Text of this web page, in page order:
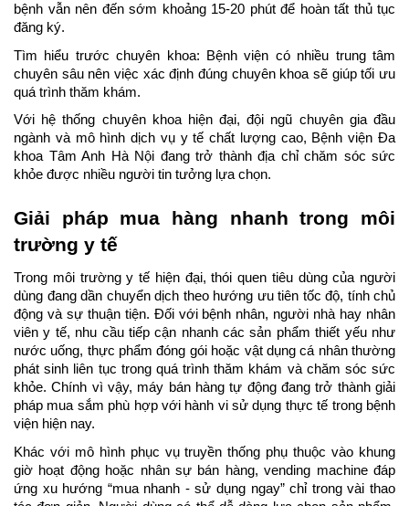
bệnh vẫn nên đến sớm khoảng 15-20 phút để hoàn tất thủ tục
đăng ký.
Tìm hiểu trước chuyên khoa: Bệnh viện có nhiều trung tâm
chuyên sâu nên việc xác định đúng chuyên khoa sẽ giúp tối ưu
quá trình thăm khám.
Với hệ thống chuyên khoa hiện đại, đội ngũ chuyên gia đầu
ngành và mô hình dịch vụ y tế chất lượng cao, Bệnh viện Đa
khoa Tâm Anh Hà Nội đang trở thành địa chỉ chăm sóc sức
khỏe được nhiều người tin tưởng lựa chọn.
Giải pháp mua hàng nhanh trong môi
trường y tế
Trong môi trường y tế hiện đại, thói quen tiêu dùng của người
dùng đang dần chuyển dịch theo hướng ưu tiên tốc độ, tính chủ
động và sự thuận tiện. Đối với bệnh nhân, người nhà hay nhân
viên y tế, nhu cầu tiếp cận nhanh các sản phẩm thiết yếu như
nước uống, thực phẩm đóng gói hoặc vật dụng cá nhân thường
phát sinh liên tục trong quá trình thăm khám và chăm sóc sức
khỏe. Chính vì vậy, máy bán hàng tự động đang trở thành giải
pháp mua sắm phù hợp với hành vi sử dụng thực tế trong bệnh
viện hiện nay.
Khác với mô hình phục vụ truyền thống phụ thuộc vào khung
giờ hoạt động hoặc nhân sự bán hàng, vending machine đáp
ứng xu hướng “mua nhanh - sử dụng ngay” chỉ trong vài thao